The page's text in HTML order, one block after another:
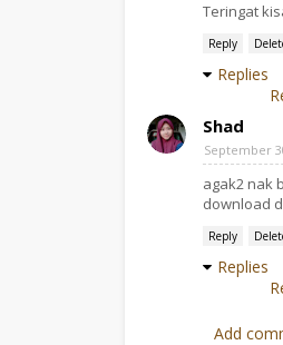
Teringat
Reply
Replies
Shad
September
agak2 nak
download
Reply
Replies
Add